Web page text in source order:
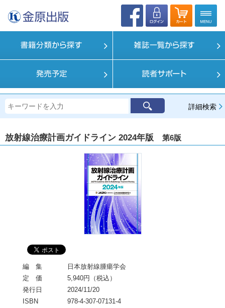
詳細検索
放射線治療計画ガイドライン 2024年版 第6版
編 集
日本放射線腫瘍学会
定 価
5,940円（税込）
発行日
2024/11/20
ISBN
978-4-307-07131-4